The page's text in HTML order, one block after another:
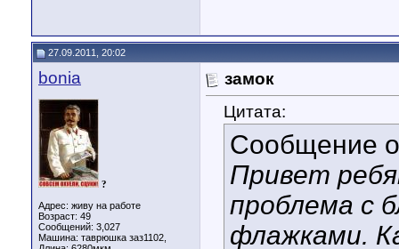
27.09.2011, 20:02
bonia
?
Адрес: живу на работе
Возраст: 49
Сообщений: 3,027
Машина: таврюшка заз1102,
замок
Цитата:
Сообщение
Привет
проблема с
флажками.